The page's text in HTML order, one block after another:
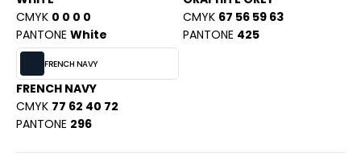
SHIRT
SHIRT
PROFESSIONNELLE
COOL
HOODS
T'S
CMYK 0 0 0 0
PANTONE White
CMYK 67 56 59 63
PANTONE 425
FRENCH NAVY
FRENCH NAVY
CMYK 77 62 40 72
PANTONE 296